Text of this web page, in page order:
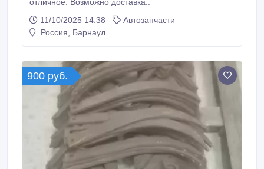
11/10/2025 14:38
Автозапчасти
Россия, Барнаул
900 руб.